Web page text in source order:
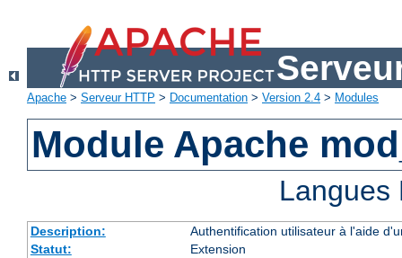
Apache > Serveur HTTP > Documentation > Version 2.4 > Modules
Module Apache
Description:
Authentification utilisateur à l'aide
Statut:
Extension